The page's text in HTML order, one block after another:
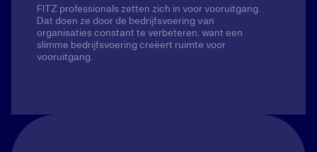
FITZ professionals zetten zich in voor vooruitgang.
Dat doen ze door de bedrijfsvoering van
organisaties constant te verbeteren, want een
slimme bedrijfsvoering creëert ruimte voor
vooruitgang.